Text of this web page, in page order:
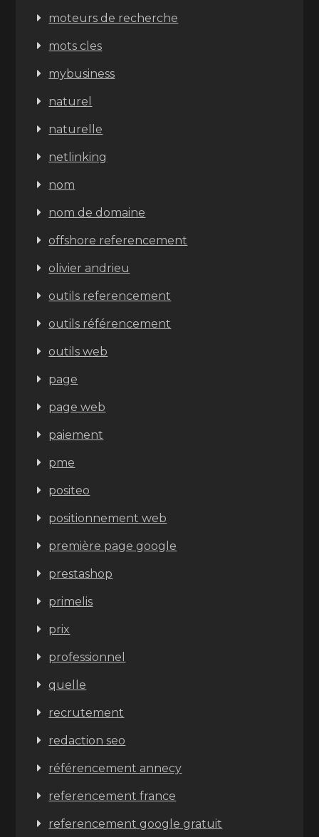
moteurs de recherche
mots cles
mybusiness
naturel
naturelle
netlinking
nom
nom de domaine
offshore referencement
olivier andrieu
outils referencement
outils référencement
outils web
page
page web
paiement
pme
positeo
positionnement web
première page google
prestashop
primelis
prix
professionnel
quelle
recrutement
redaction seo
référencement annecy
referencement france
referencement google gratuit